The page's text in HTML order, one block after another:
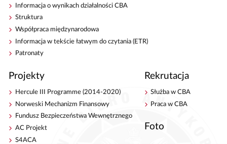
Informacja o wynikach działalności CBA
Struktura
Współpraca międzynarodowa
Informacja w tekście łatwym do czytania (ETR)
Patronaty
Projekty
Hercule III Programme (2014-2020)
Norweski Mechanizm Finansowy
Fundusz Bezpieczeństwa Wewnętrznego
AC Projekt
S4ACA
Rekrutacja
Służba w CBA
Praca w CBA
Foto